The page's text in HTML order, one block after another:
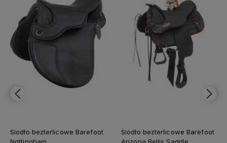
Siodło bezterlicowe Barefoot
Siodło bezterlicowe Barefoot